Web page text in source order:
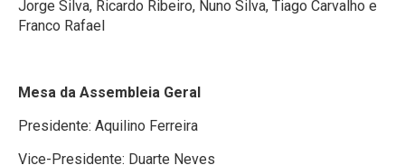
Jorge Silva, Ricardo Ribeiro, Nuno Silva, Tiago Carvalho e
Franco Rafael
Mesa da Assembleia Geral
Presidente: Aquilino Ferreira
Vice-Presidente: Duarte Neves